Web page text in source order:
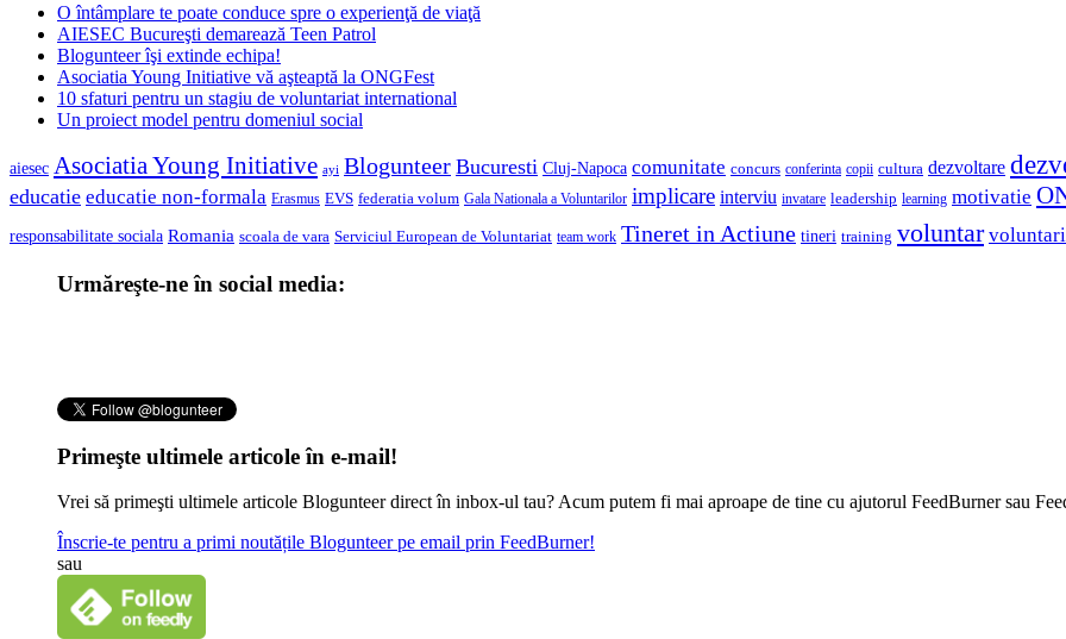
O întâmplare te poate conduce spre o experienţă de viaţă
AIESEC Bucureşti demarează Teen Patrol
Blogunteer îşi extinde echipa!
Asociatia Young Initiative vă aşteaptă la ONGFest
10 sfaturi pentru un stagiu de voluntariat international
Un proiect model pentru domeniul social
aiesec Asociatia Young Initiative ayi Blogunteer Bucuresti Cluj-Napoca comunitate concurs conferinta copii cultura dezvoltare
educatie educatie non-formala Erasmus EVS federatia volum Gala Nationala a Voluntarilor implicare interviu invatare leadership learning motivatie
responsabilitate sociala Romania scoala de vara Serviciul European de Voluntariat team work Tineret in Actiune tineri training voluntar voluntari
Urmăreşte-ne în social media:
Primeşte ultimele articole în e-mail!
Vrei să primeşti ultimele articole Blogunteer direct în inbox-ul tau? Acum putem fi mai aproape de tine cu ajutorul FeedBurner sau
Înscrie-te pentru a primi noutățile Blogunteer pe email prin FeedBurner!
sau